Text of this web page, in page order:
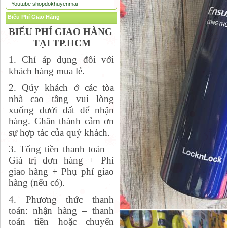
Youtube shopdokhuyenmai
Biểu Phí Giao Hàng
BIỂU PHÍ GIAO HÀNG
TẠI TP.HCM
1. Chỉ áp dụng đối với
khách hàng mua lẻ.
2. Qúy khách ở các tòa
nhà cao tầng vui lòng
xuống dưới đất để nhận
hàng. Chân thành cảm ơn
sự hợp tác của quý khách.
3. Tổng tiền thanh toán =
Giá trị đơn hàng + Phí
giao hàng + Phụ phí giao
hàng (nếu có).
4. Phương thức thanh
toán: nhận hàng – thanh
toán tiền hoặc chuyển